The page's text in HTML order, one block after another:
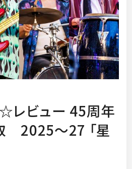
レビュー 45周年
2025～27 「星